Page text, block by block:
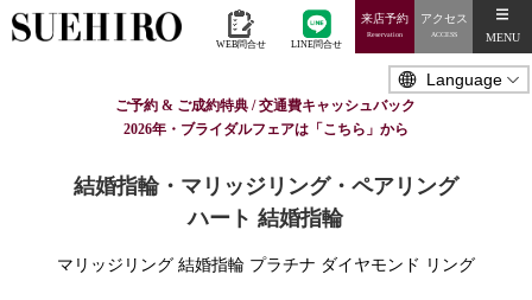
WEB問合せ LINE問合せ
来店予約
Reservation
アクセス
ACCESS MENU
ご予約 & ご成約特典 / 交通費キャッシュバック
2026年・ブライダルフェアは「こちら」から
結婚指輪・マリッジリング・ペアリング
ハート 結婚指輪
マリッジリング 結婚指輪 プラチナ ダイヤモンド リング